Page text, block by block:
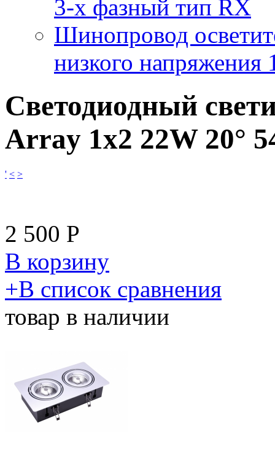
3-х фазный тип RX
Шинопровод
низкого напряжения
Светодиодный
Array 1x2 22W 20°
' < >
2 500 Р
В корзину
​+В список сравнения
товар в наличии